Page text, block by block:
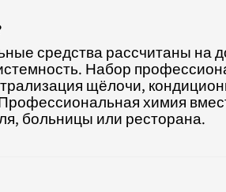
средства рассчитаны на
Набор
щёлочи,
химия
больницы или ресторана.